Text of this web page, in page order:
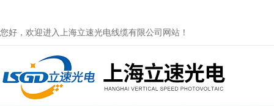
您好，欢迎进入上海立速光电线缆有限公司网站！